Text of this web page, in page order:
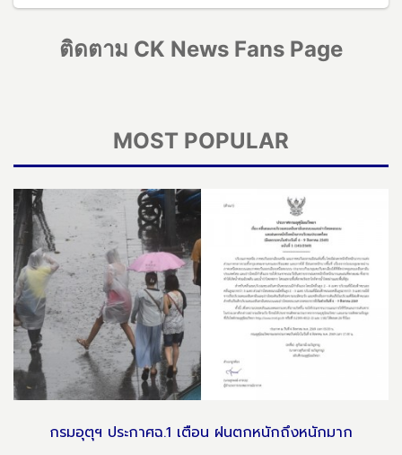
ติดตาม CK News Fans Page
MOST POPULAR
กรมอุตุฯ ประกาศฉ.1 เตือน ฝนตกหนักถึงหนักมาก